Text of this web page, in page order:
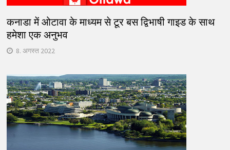
कनाडा में ओटावा के माध्यम से टूर बस द्विभाषी गाइड के साथ
हमेशा एक अनुभव
8. अगस्त 2022